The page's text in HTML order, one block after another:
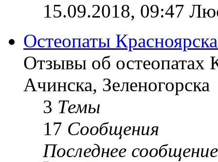
15.09.2018, 09:47
Остеопаты
Отзывы об остеопатах
Ачинска, Зеленогорска
3 Темы
17 Сообщения
Последнее сообщение